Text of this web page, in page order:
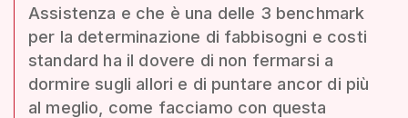
Assistenza e che è una delle 3 benchmark
per la determinazione di fabbisogni e costi
standard ha il dovere di non fermarsi a
dormire sugli allori e di puntare ancor di più
al meglio, come facciamo con questa